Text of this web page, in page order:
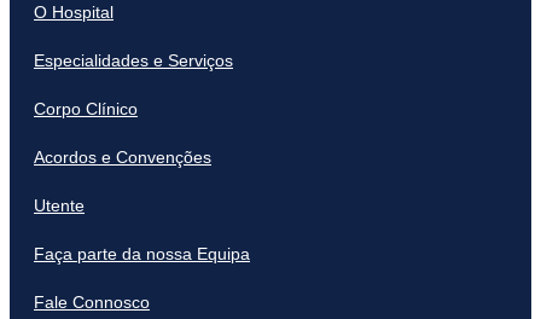
O Hospital
Especialidades e Serviços
Corpo Clínico
Acordos e Convenções
Utente
Faça parte da nossa Equipa
Fale Connosco